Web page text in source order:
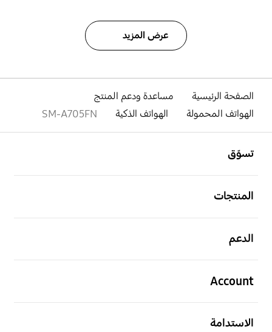
عرض المزيد
الصفحة الرئيسية
مساعدة ودعم المنتج
الهواتف المحمولة
الهواتف الذكية SM-A705FN
تسوّق
المنتجات
الدعم
Account
الاستدامة